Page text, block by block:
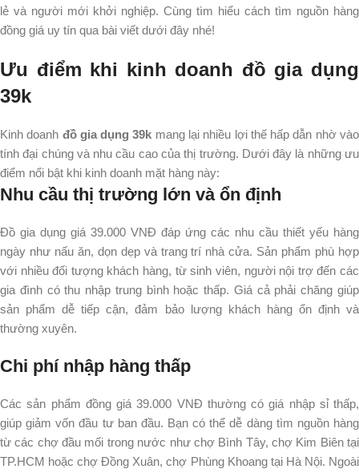
lẻ và người mới khởi nghiệp. Cùng tìm hiểu cách tìm nguồn hàng
đồng giá uy tín qua bài viết dưới đây nhé!
Ưu điểm khi kinh doanh đồ gia dụng
39k
Kinh doanh đồ gia dụng 39k mang lại nhiều lợi thế hấp dẫn nhờ vào
tính đại chúng và nhu cầu cao của thị trường. Dưới đây là những ưu
điểm nổi bật khi kinh doanh mặt hàng này:
Nhu cầu thị trường lớn và ổn định
Đồ gia dụng giá 39.000 VNĐ đáp ứng các nhu cầu thiết yếu hàng
ngày như nấu ăn, dọn dẹp và trang trí nhà cửa. Sản phẩm phù hợp
với nhiều đối tượng khách hàng, từ sinh viên, người nội trợ đến các
gia đình có thu nhập trung bình hoặc thấp. Giá cả phải chăng giúp
sản phẩm dễ tiếp cận, đảm bảo lượng khách hàng ổn định và
thường xuyên.​
Chi phí nhập hàng thấp
Các sản phẩm đồng giá 39.000 VNĐ thường có giá nhập sỉ thấp,
giúp giảm vốn đầu tư ban đầu. Bạn có thể dễ dàng tìm nguồn hàng
từ các chợ đầu mối trong nước như chợ Bình Tây, chợ Kim Biên tại
TP.HCM hoặc chợ Đồng Xuân, chợ Phùng Khoang tại Hà Nội. Ngoài